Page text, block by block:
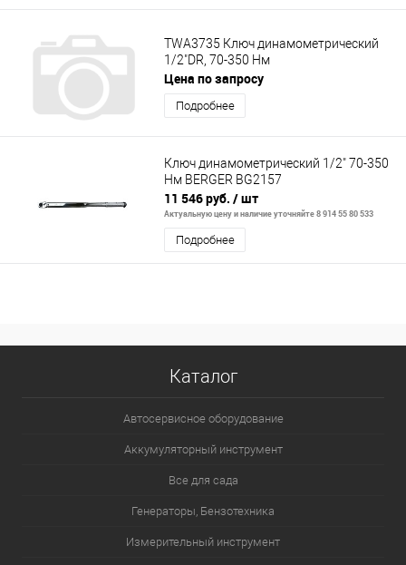
TWA3735 Ключ динамометрический
1/2"DR, 70-350 Нм
Цена по запросу
Подробнее
Ключ динамометрический 1/2" 70-350
Нм BERGER BG2157
11 546 руб. / шт
Актуальную цену и наличие уточняйте 8 914 55 80 533
Подробнее
Каталог
Автосервисное оборудование
Аккумуляторный инструмент
Все для сада
Генераторы, Бензотехника
Измерительный инструмент